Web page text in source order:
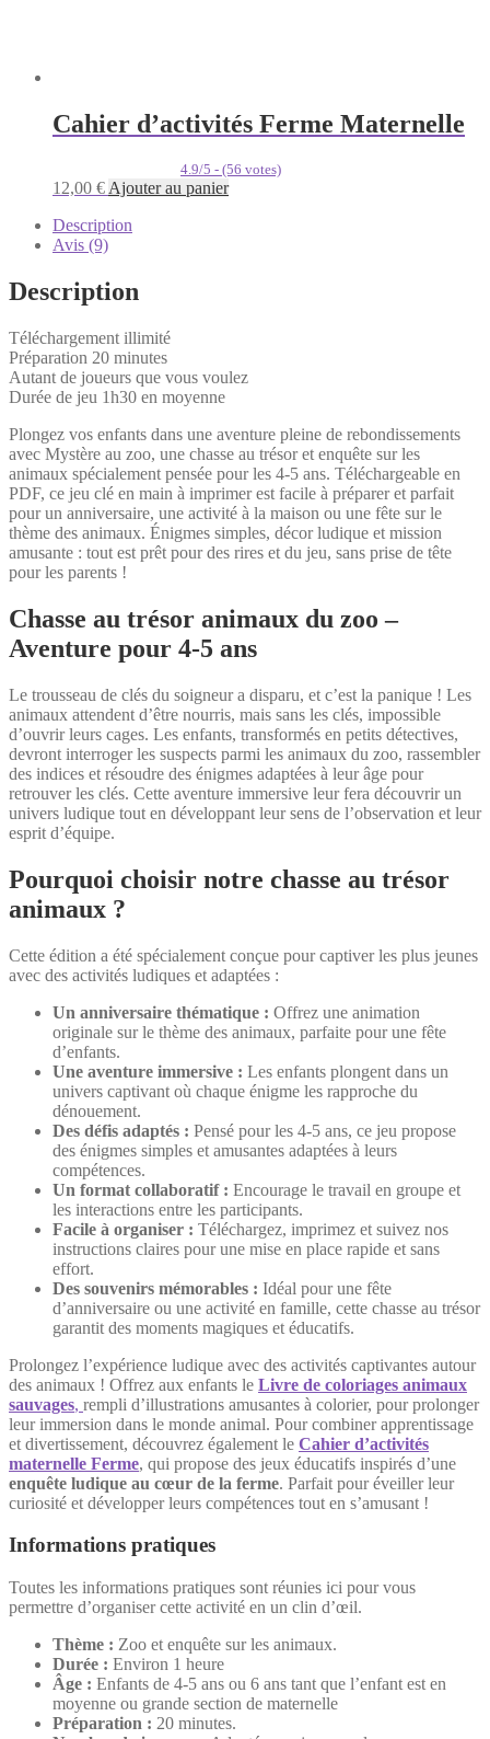
Cahier d’activités Ferme Maternelle
4.9/5 - (56 votes)
12,00 € Ajouter au panier
Description
Avis (9)
Description
Téléchargement illimité
Préparation 20 minutes
Autant de joueurs que vous voulez
Durée de jeu 1h30 en moyenne
Plongez vos enfants dans une aventure pleine de rebondissements
avec Mystère au zoo, une chasse au trésor et enquête sur les
animaux spécialement pensée pour les 4-5 ans. Téléchargeable en
PDF, ce jeu clé en main à imprimer est facile à préparer et parfait
pour un anniversaire, une activité à la maison ou une fête sur le
thème des animaux. Énigmes simples, décor ludique et mission
amusante : tout est prêt pour des rires et du jeu, sans prise de tête
pour les parents !
Chasse au trésor animaux du zoo –
Aventure pour 4-5 ans
Le trousseau de clés du soigneur a disparu, et c’est la panique ! Les
animaux attendent d’être nourris, mais sans les clés, impossible
d’ouvrir leurs cages. Les enfants, transformés en petits détectives,
devront interroger les suspects parmi les animaux du zoo, rassembler
des indices et résoudre des énigmes adaptées à leur âge pour
retrouver les clés. Cette aventure immersive leur fera découvrir un
univers ludique tout en développant leur sens de l’observation et leur
esprit d’équipe.
Pourquoi choisir notre chasse au trésor
animaux ?
Cette édition a été spécialement conçue pour captiver les plus jeunes
avec des activités ludiques et adaptées :
Un anniversaire thématique : Offrez une animation
originale sur le thème des animaux, parfaite pour une fête
d’enfants.
Une aventure immersive : Les enfants plongent dans un
univers captivant où chaque énigme les rapproche du
dénouement.
Des défis adaptés : Pensé pour les 4-5 ans, ce jeu propose
des énigmes simples et amusantes adaptées à leurs
compétences.
Un format collaboratif : Encourage le travail en groupe et
les interactions entre les participants.
Facile à organiser : Téléchargez, imprimez et suivez nos
instructions claires pour une mise en place rapide et sans
effort.
Des souvenirs mémorables : Idéal pour une fête
d’anniversaire ou une activité en famille, cette chasse au trésor
garantit des moments magiques et éducatifs.
Prolongez l’expérience ludique avec des activités captivantes autour
des animaux ! Offrez aux enfants le Livre de coloriages animaux
sauvages, rempli d’illustrations amusantes à colorier, pour prolonger
leur immersion dans le monde animal. Pour combiner apprentissage
et divertissement, découvrez également le Cahier d’activités
maternelle Ferme, qui propose des jeux éducatifs inspirés d’une
enquête ludique au cœur de la ferme. Parfait pour éveiller leur
curiosité et développer leurs compétences tout en s’amusant !
Informations pratiques
Toutes les informations pratiques sont réunies ici pour vous
permettre d’organiser cette activité en un clin d’œil.
Thème : Zoo et enquête sur les animaux.
Durée : Environ 1 heure
Âge : Enfants de 4-5 ans ou 6 ans tant que l’enfant est en
moyenne ou grande section de maternelle
Préparation : 20 minutes.